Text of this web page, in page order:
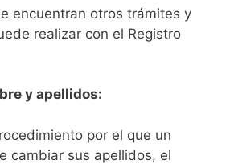
encuentran otros trámites y
realizar con el Registro
y apellidos:
por el que un
cambiar sus apellidos, el